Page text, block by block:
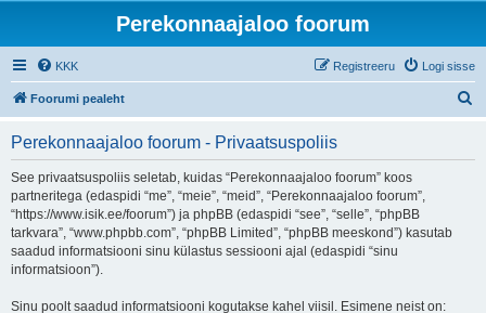
Perekonnaajaloo foorum
KKK Logi sisse
Registreeru
Foorumi pealeht
Perekonnaajaloo foorum - Privaatsuspoliis
See privaatsuspoliis seletab, kuidas “Perekonnaajaloo foorum” koos
partneritega (edaspidi “me”, “meie”, “meid”, “Perekonnaajaloo foorum”,
“https://www.isik.ee/foorum”) ja phpBB (edaspidi “see”, “selle”, “phpBB
tarkvara”, “www.phpbb.com”, “phpBB Limited”, “phpBB meeskond”) kasutab
saadud informatsiooni sinu külastus sessiooni ajal (edaspidi “sinu
informatsioon”).
Sinu poolt saadud informatsiooni kogutakse kahel viisil. Esimene neist on: